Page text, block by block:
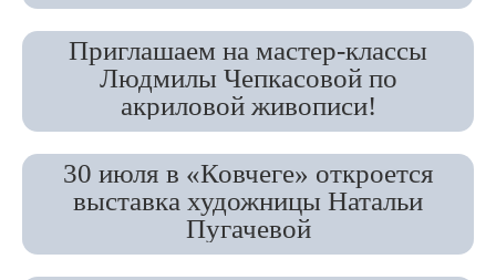
Приглашаем на мастер-классы
Людмилы Чепкасовой по
акриловой живописи!
30 июля в «Ковчеге» откроется
выставка художницы Натальи
Пугачевой